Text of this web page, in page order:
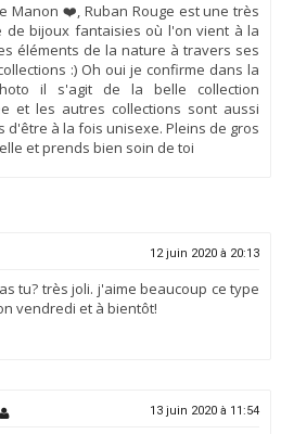
Manon ❤️, Ruban Rouge est une très
de bijoux fantaisies où l'on vient à la
éléments de la nature à travers ses
:) Oh oui je confirme dans la
il s'agit de la belle collection
et les autres collections sont aussi
d'être à la fois unisexe. Pleins de gros
et prends bien soin de toi
12 juin 2020 à 20:13
tu? très joli. j'aime beaucoup ce type
vendredi et à bientôt!
13 juin 2020 à 11:54